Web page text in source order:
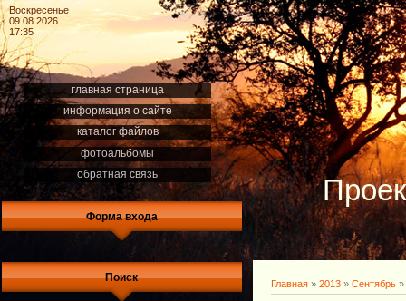
Воскресенье
09.08.2026
17:35
главная страница
информация о сайте
каталог файлов
фотоальбомы
обратная связь
Форма входа
Поиск Главная » 2013 » Сентябрь »